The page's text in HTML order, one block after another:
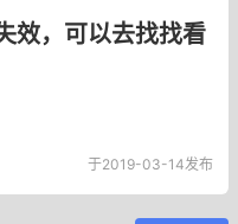
效，可以去找找看
于2019-03-14发布